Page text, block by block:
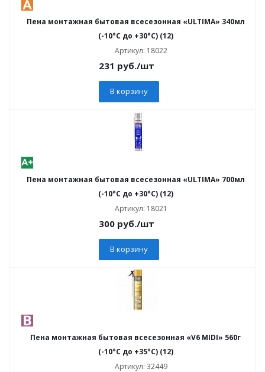
Пена монтажная бытовая всесезонная «ULTIMA» 340мл
(-10°C до +30°C) (12)
Артикул: 18022
231 руб./шт
В корзину
Пена монтажная бытовая всесезонная «ULTIMA» 700мл
(-10°C до +30°C) (12)
Артикул: 18021
300 руб./шт
В корзину
Пена монтажная бытовая всесезонная «V6 MIDI» 560г
(-10°C до +35°C) (12)
Артикул: 32449